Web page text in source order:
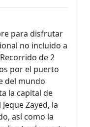
para disfrutar
no incluido a
de 2
por el puerto
del mundo
la capital de
Zayed, la
así como la